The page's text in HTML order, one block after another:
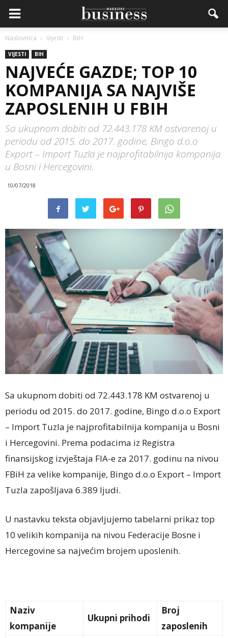
Naslovnica Vijesti BiH
VIJESTI BIH
NAJVEĆE GAZDE; TOP 10
KOMPANIJA SA NAJVIŠE
ZAPOSLENIH U FBIH
Sa ukupnom dobiti od 72.443.178 KM ostvarenoj u
periodu od 2015. do 2017. godine, Bingo d.o.o
Export – Import Tuzla je najprofitabilnija kompanija
u Bosni i Hercegovini.
10/07/2018
Sa ukupnom dobiti od 72.443.178 KM ostvarenoj u
periodu od 2015. do 2017. godine, Bingo d.o.o Export
– Import Tuzla je najprofitabilnija kompanija u Bosni
i Hercegovini. Prema podacima iz Registra
finansijskog izvještaja FIA-e za 2017. godinu na nivou
FBiH za velike kompanije, Bingo d.o.o Export – Import
Tuzla zapošljava 6.389 ljudi.
U nastavku teksta objavljujemo tabelarni prikaz top
10 velikih kompanija na nivou Federacije Bosne i
Hercegovine sa najvećim brojem uposlenih.
Naziv
kompanije
Ukupni prihodi
Broj
zaposlenih